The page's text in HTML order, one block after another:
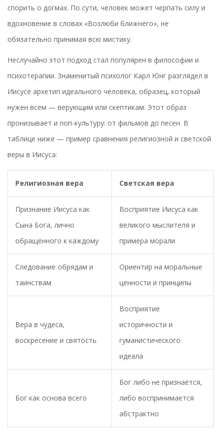
спорить о догмах. По сути, человек может черпать силу и
вдохновение в словах «Возлюби ближнего», не
обязательно принимая всю мистику.
Неслучайно этот подход стал популярен в философии и
психотерапии. Знаменитый психолог Карл Юнг разглядел в
Иисусе архетип идеального человека, образец, который
нужен всем — верующим или скептикам. Этот образ
пронизывает и поп-культуру: от фильмов до песен. В
таблице ниже — пример сравнения религиозной и светской
веры в Иисуса:
Религиозная вера Светская вера
Признание Иисуса как
Сына Бога, лично
обращённого к каждому
Восприятие Иисуса как
великого мыслителя и
примерa морали
Следование обрядам и
таинствам
Ориентир на моральные
ценности и принципы
Вера в чудеса,
воскресение и святость
Восприятие
историчности и
гуманистического
идеала
Бог как основа всего
Бог либо не признаётся,
либо воспринимается
абстрактно